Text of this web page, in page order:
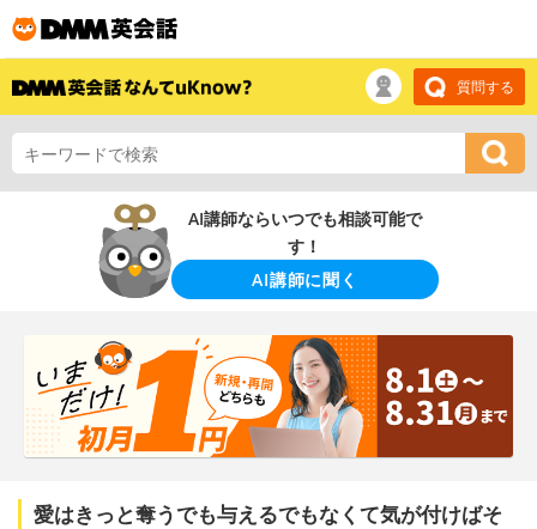
質問する
AI講師ならいつでも相談可能で
す！
AI講師に聞く
愛はきっと奪うでも与えるでもなくて気が付けばそ